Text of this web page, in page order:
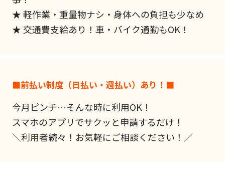
★ 軽作業・重量物ナシ・身体への負担も少なめ
★ 交通費支給あり！車・バイク通勤もOK！
■前払い制度（日払い・週払い）あり！■
今月ピンチ…そんな時に利用OK！
スマホのアプリでサクッと申請するだけ！
＼利用者続々！お気軽にご相談ください！／